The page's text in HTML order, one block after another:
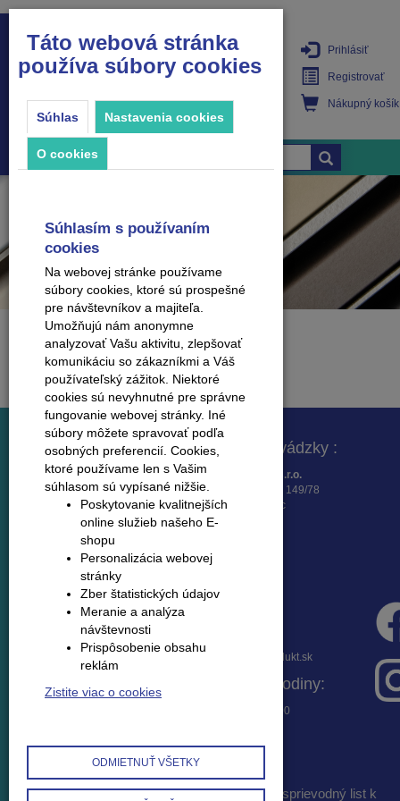
PRODUKTY
Prihlásiť
Registrovať
Nákupný košík
Stránka sa nenašla.
Fakturačná adresa :
K – Produkt SK, s.r.o.
Osloboditeľov 16
962 21 Lieskovec
Adresa prevádzky :
K -Produkt SK, s.r.o.
Lieskovská cesta 149/78
962 21 Lieskovec
Fakturačné údaje :
Banka : Všeobecná
úverová banka, a.s.
SK3202000000002441328254
2022227306
mopredaj@kprodukt.sk
Otváracie hodiny:
Po-Pi 7:30 – 17:00
obchodné podmienky a reklamačný poriadok sprievodný list k
Táto webová stránka
používa súbory cookies
Súhlas Nastavenia cookies
O cookies
Súhlasím s používaním
cookies
Na webovej stránke používame
súbory cookies, ktoré sú prospešné
pre návštevníkov a majiteľa.
Umožňujú nám anonymne
analyzovať Vašu aktivitu, zlepšovať
komunikáciu so zákazníkmi a Váš
používateľský zážitok. Niektoré
cookies sú nevyhnutné pre správne
fungovanie webovej stránky. Iné
súbory môžete spravovať podľa
osobných preferencií. Cookies,
ktoré používame len s Vašim
súhlasom sú vypísané nižšie.
Poskytovanie kvalitnejších
online služieb našeho E-
shopu
Personalizácia webovej
stránky
Zber štatistických údajov
Meranie a analýza
návštevnosti
Prispôsobenie obsahu
reklám
Zistite viac o cookies
ODMIETNUŤ VŠETKY